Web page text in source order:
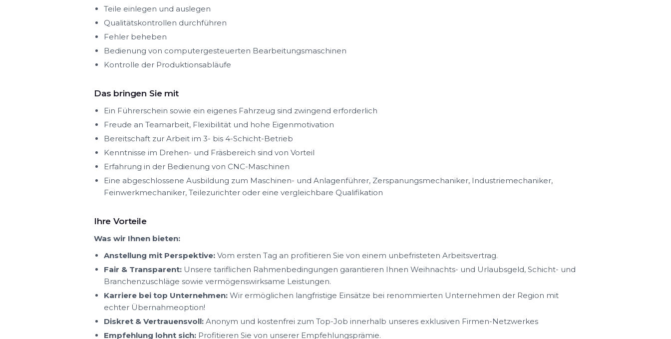
Teile einlegen und auslegen
Qualitätskontrollen durchführen
Fehler beheben
Bedienung von computergesteuerten Bearbeitungsmaschinen
Kontrolle der Produktionsabläufe
Das bringen Sie mit
Ein Führerschein sowie ein eigenes Fahrzeug sind zwingend erforderlich
Freude an Teamarbeit, Flexibilität und hohe Eigenmotivation
Bereitschaft zur Arbeit im 3- bis 4-Schicht-Betrieb
Kenntnisse im Drehen- und Fräsbereich sind von Vorteil
Erfahrung in der Bedienung von CNC-Maschinen
Eine abgeschlossene Ausbildung zum Maschinen- und Anlagenführer, Zerspanungsmechaniker, Industriemechaniker,
Feinwerkmechaniker, Teilezurichter oder eine vergleichbare Qualifikation
Ihre Vorteile
Was wir Ihnen bieten:
Anstellung mit Perspektive: Vom ersten Tag an profitieren Sie von einem unbefristeten Arbeitsvertrag.
Fair & Transparent: Unsere tariflichen Rahmenbedingungen garantieren Ihnen Weihnachts- und Urlaubsgeld, Schicht- und
Branchenzuschläge sowie vermögenswirksame Leistungen.
Karriere bei top Unternehmen: Wir ermöglichen langfristige Einsätze bei renommierten Unternehmen der Region mit
echter Übernahmeoption!
Diskret & Vertrauensvoll: Anonym und kostenfrei zum Top-Job innerhalb unseres exklusiven Firmen-Netzwerkes
Empfehlung lohnt sich: Profitieren Sie von unserer Empfehlungsprämie.